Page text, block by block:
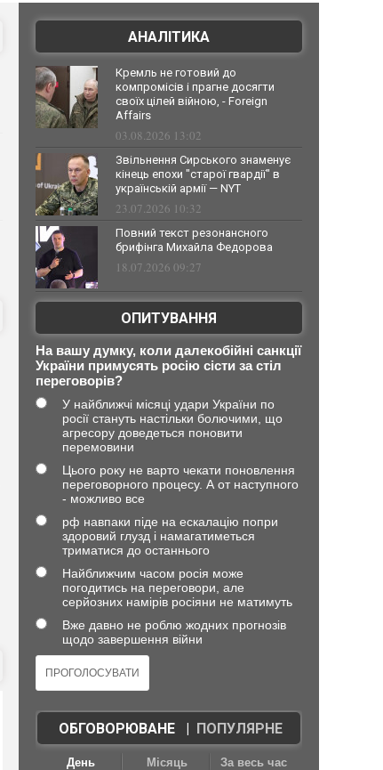
АНАЛІТИКА
Кремль не готовий до
компромісів і прагне досягти
своїх цілей війною, - Foreign
Affairs
03.08.2026 13:02
Звільнення Сирського знаменує
кінець епохи "старої гвардії" в
українській армії — NYT
23.07.2026 10:32
Повний текст резонансного
брифінга Михайла Федорова
18.07.2026 09:27
ОПИТУВАННЯ
На вашу думку, коли далекобійні санкції
України примусять росію сісти за стіл
переговорів?
У найближчі місяці удари України по
росії стануть настільки болючими, що
агресору доведеться поновити
перемовини
Цього року не варто чекати поновлення
переговорного процесу. А от наступного
- можливо все
рф навпаки піде на ескалацію попри
здоровий глузд і намагатиметься
триматися до останнього
Найближчим часом росія може
погодитись на переговори, але
серйозних намірів росіяни не матимуть
Вже давно не роблю жодних прогнозів
щодо завершення війни
ОБГОВОРЮВАНЕ| ПОПУЛЯРНЕ
День Місяць За весь час